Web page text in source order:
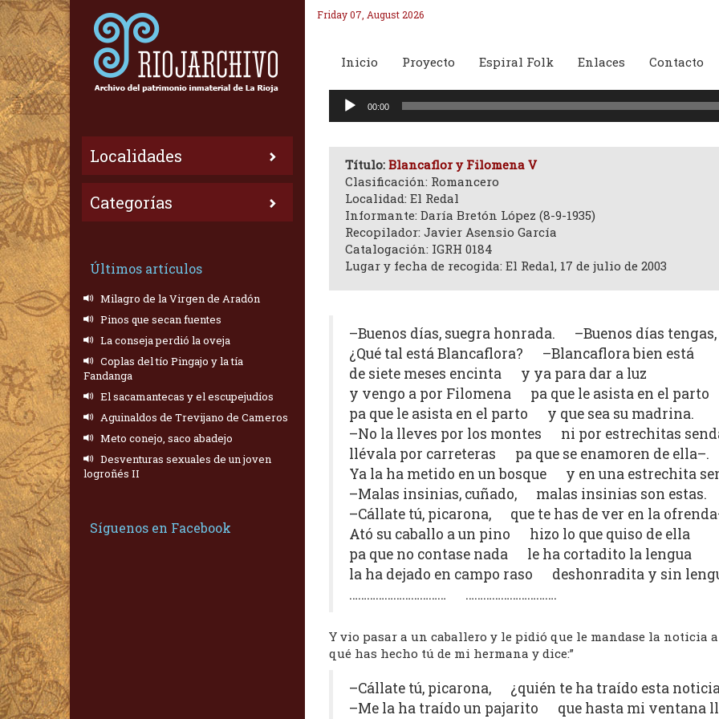
Localidades
Categorías
Últimos artículos
Milagro de la Virgen de Aradón
Pinos que secan fuentes
La conseja perdió la oveja
Coplas del tío Pingajo y la tía
Fandanga
El sacamantecas y el escupejudíos
Aguinaldos de Trevijano de Cameros
Meto conejo, saco abadejo
Desventuras sexuales de un joven
logroñés II
Síguenos en Facebook
Friday 07, August 2026
Inicio Proyecto Espiral Folk Enlaces Contacto
Reproductor
00:00
Título: Blancaflor y Filomena V
Clasificación: Romancero
Localidad: El Redal
Informante: Daría Bretón López (8-9-1935)
Recopilador: Javier Asensio García
Catalogación: IGRH 0184
Lugar y fecha de recogida: El Redal, 17 de julio de 2003
–Buenos días, suegra honrada. –Buenos días
¿Qué tal está Blancaflora? –Blancaflora bien está
de siete meses encinta y ya para dar a luz
y vengo a por Filomena pa que le asista en el parto
pa que le asista en el parto y que sea su madrina.
–No la lleves por los montes ni por estrechitas
llévala por carreteras pa que se enamoren de ella–.
Ya la ha metido en un bosque y en una estrechita
–Malas insinias, cuñado, malas insinias son estas.
–Cállate tú, picarona, que te has de ver en la
Ató su caballo a un pino hizo lo que quiso de ella
pa que no contase nada le ha cortadito la lengua
la ha dejado en campo raso deshonradita y sin
…………………………… ………………………….
Y vio pasar a un caballero y le pidió que le mandase la noticia
qué has hecho tú de mi hermana y dice:”
–Cállate tú, picarona, ¿quién te ha traído esta
–Me la ha traído un pajarito que hasta mi ventana